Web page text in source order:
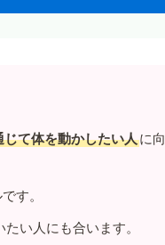
て体を動かしたい人に向
す。
たい人にも合います。